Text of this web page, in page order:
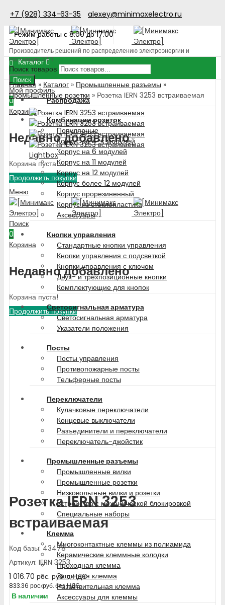
+7 (928) 334-63-35
alexey@minimaxelectro.ru
Режим работы с 8.00 до 17.00
Производитель решений по распределению электроэнергии и
поставщик ЭТП
Поиск товаров
Поиск
Мой профиль
0
Корзина
Недавно добавлено
Корзина пуста!
Продолжить покупки
Меню
Поиск
0
Корзина
Недавно добавлено
Корзина пуста!
Продолжить покупки
Каталог
Распродажа
Комбинации розеток
Популярные
Корпус до 4-х модулей
Корпус на 6 модулей
Корпус на 11 модулей
Корпус на 12 модулей
Корпус более 12 модулей
Корпус прорезиненный
Корпус из стеклопластика
Аксессуары
Кнопки управления
Стандартные кнопки управления
Кнопки управления с подсветкой
Кнопки управления с ключом
Двух- и трехпозиционные кнопки
Комплектующие для кнопок
Светосигнальная арматура
Светосигнальная арматура
Указатели положения
Посты
Посты управления
Противопожарные посты
Тельферные посты
Переключатели
Кулачковые переключатели
Концевые выключатели
Разъединители и переключатели
Переключатель-джойстик
Промышленные разъемы
Промышленные вилки
Промышленные розетки
Низковольтные вилки и розетки
Устройства с механической блокировкой
Специальные наборы
Клемма
Многоконтактные клеммы из полиамида
Керамические клеммные колодки
Проходная клемма
Защитная клемма
Разветвительная клемма
Аксессуары для клеммы
Главная » Каталог » Промышленные разъемы »
Промышленные розетки » Розетка IERN 3253 встраиваемая
Lightbox
Розетка IERN 3253
встраиваемая
Код базы: 43478
Артикул: IERN 3253
1 016.70 рос. руб.с НДС
833.36 рос. руб.без НДС
В наличии